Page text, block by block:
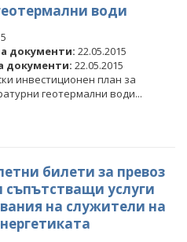
води
документи: 22.05.2015
документи: 22.05.2015
инвестиционен план за
геотермални води...
билети за превоз
услуги
на служители на